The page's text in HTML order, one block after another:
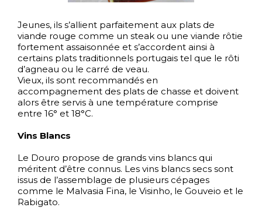
Jeunes, ils s’allient parfaitement aux plats de
viande rouge comme un steak ou une viande rôtie
fortement assaisonnée et s’accordent ainsi à
certains plats traditionnels portugais tel que le rôti
d’agneau ou le carré de veau.
Vieux, ils sont recommandés en
accompagnement des plats de chasse et doivent
alors être servis à une température comprise
entre 16° et 18°C.
Vins Blancs
Le Douro propose de grands vins blancs qui
méritent d’être connus. Les vins blancs secs sont
issus de l’assemblage de plusieurs cépages
comme le Malvasia Fina, le Visinho, le Gouveio et le
Rabigato.